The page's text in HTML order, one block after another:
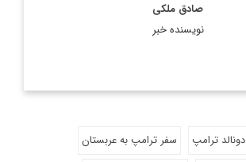
صادق ملکی
نویسنده خبر
دونالد ترامپ
سفر ترامپ به عربستان